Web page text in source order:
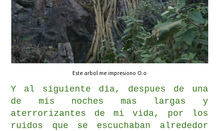
Este arbol me impresiono O.o
Y al siguiente dia, despues de una
de mis noches mas largas y
aterrorizantes de mi vida, por los
ruidos que se escuchaban alrededor